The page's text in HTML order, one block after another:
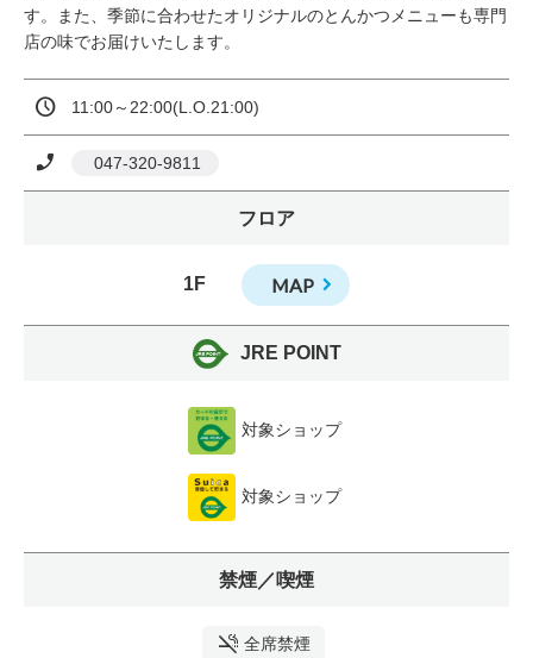
す。また、季節に合わせたオリジナルのとんかつメニューも専門
店の味でお届けいたします。
11:00～22:00(L.O.21:00)
047-320-9811
フロア
1F MAP
JRE POINT
対象ショップ
対象ショップ
禁煙／喫煙
全席禁煙